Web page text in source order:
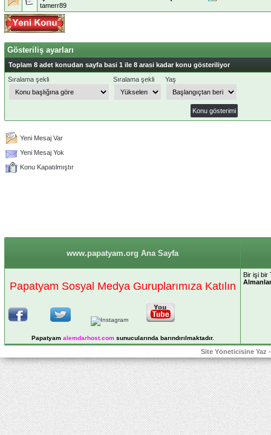
tamerr89
Gösteriliş ayarları
Toplam 8 adet konudan sayfa basi 1 ile 8 arasi kadar konu gösteriliyor
Sıralama şekli
Sıralama şekli Yaş
Yeni Mesaj Var
Yeni Mesaj Yok
Konu Kapatılmıştır
www.papatyam.org Ana Sayfa
Papatyam Sosyal Medya Guruplarımıza Katılın
Papatyam alemdarhost.comsunucularında barındırılmaktadır.
Bir işi
Almanlar
Site Yöneticisine Yaz